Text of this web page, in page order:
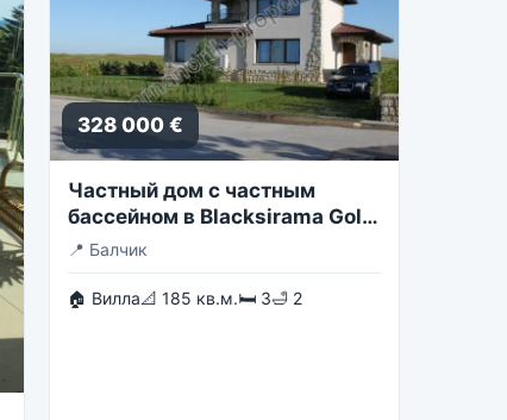
328 000 €
Частный дом с частным
бассейном в Blacksirama Golf
Resort
📍 Балчик
🏠 Вилла📐 185 кв.м.🛏 3🛁 2